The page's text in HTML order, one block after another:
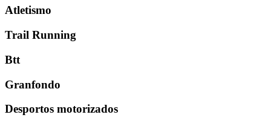
Atletismo
Trail Running
Btt
Granfondo
Desportos motorizados